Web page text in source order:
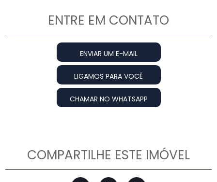
ENTRE EM CONTATO
ENVIAR UM E-MAIL
LIGAMOS PARA VOCÊ
CHAMAR NO WHATSAPP
COMPARTILHE ESTE IMÓVEL